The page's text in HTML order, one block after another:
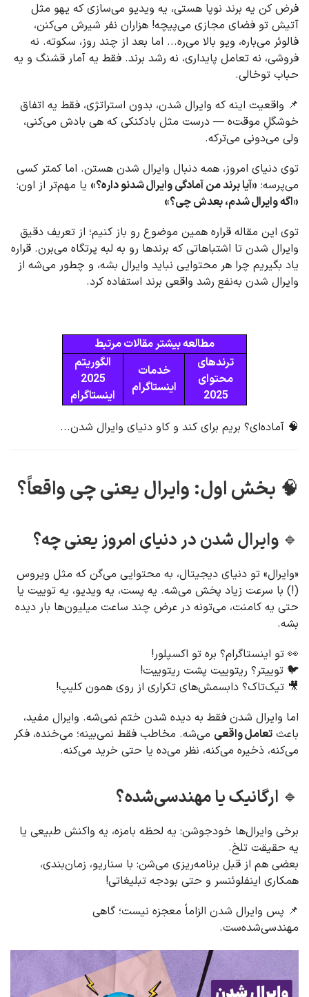
فرض کن یه برند نوپا هستی، یه ویدیو می‌سازی که یهو مثل
آتیش تو فضای مجازی می‌پیچه! هزاران نفر شیرش می‌کنن،
فالوئر می‌باره، ویو بالا می‌ره... اما بعد از چند روز، سکوته. نه
فروشی، نه تعامل پایداری، نه رشد برند. فقط یه آمار قشنگ و یه
حباب توخالی.
📌 واقعیت اینه که وایرال شدن، بدون استراتژی، فقط یه اتفاق
خوشگلِ موقت‌ه — درست مثل بادکنکی که هی بادش می‌کنی،
ولی می‌دونی می‌ترکه.
توی دنیای امروز، همه دنبال وایرال شدن هستن. اما کمتر کسی
می‌پرسه: «آیا برند من آمادگی وایرال شدنو داره؟» یا مهم‌تر از اون:
«اگه وایرال شدم، بعدش چی؟»
توی این مقاله قراره همین موضوع رو باز کنیم؛ از تعریف دقیق
وایرال شدن تا اشتباهاتی که برندها رو به لبه پرتگاه می‌برن. قراره
یاد بگیریم چرا هر محتوایی نباید وایرال بشه، و چطور می‌شه از
وایرال شدن به‌نفع رشد واقعی برند استفاده کرد.
مطالعه بیشتر مقالات مرتبط
ترندهای
محتوای
2025
خدمات
اینستاگرام
الگوریتم
2025
اینستاگرام
🧠 آماده‌ای؟ بریم برای کند و کاو دنیای وایرال شدن...
🧠 بخش اول: وایرال یعنی چی واقعاً؟
🔹 وایرال شدن در دنیای امروز یعنی چه؟
«وایرال» تو دنیای دیجیتال، به محتوایی می‌گن که مثل ویروس
(!) با سرعت زیاد پخش می‌شه. یه پست، یه ویدیو، یه توییت یا
حتی یه کامنت، می‌تونه در عرض چند ساعت میلیون‌ها بار دیده
بشه.
👀 تو اینستاگرام؟ بره تو اکسپلور!
🐦 توییتر؟ ریتوییت پشت ریتوییت!
🎥 تیک‌تاک؟ دابسمش‌های تکراری از روی همون کلیپ!
اما وایرال شدن فقط به دیده شدن ختم نمی‌شه. وایرال مفید،
باعث تعامل واقعی می‌شه. مخاطب فقط نمی‌بینه؛ می‌خنده، فکر
می‌کنه، ذخیره می‌کنه، نظر می‌ده یا حتی خرید می‌کنه.
🔹 ارگانیک یا مهندسی‌شده؟
برخی وایرال‌ها خودجوشن: یه لحظه بامزه، یه واکنش طبیعی یا
یه حقیقت تلخ.
بعضی هم از قبل برنامه‌ریزی می‌شن: با سناریو، زمان‌بندی،
همکاری اینفلوئنسر و حتی بودجه تبلیغاتی!
📌 پس وایرال شدن الزاماً معجزه نیست؛ گاهی
مهندسی‌شده‌ست.